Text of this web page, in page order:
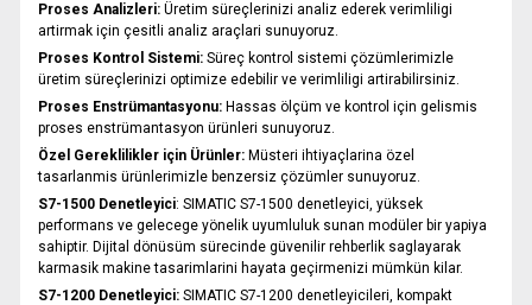
Proses Analizleri: Üretim süreçlerinizi analiz ederek verimliligi
artirmak için çesitli analiz araçlari sunuyoruz.
Proses Kontrol Sistemi:Süreç kontrol sistemi çözümlerimizle
üretim süreçlerinizi optimize edebilir ve verimliligi artirabilirsiniz.
Proses Enstrümantasyonu:Hassas ölçüm ve kontrol için gelismis
proses enstrümantasyon ürünleri sunuyoruz.
Özel Gereklilikler için Ürünler: Müsteri ihtiyaçlarina özel
tasarlanmis ürünlerimizle benzersiz çözümler sunuyoruz.
S7-1500 Denetleyici: SIMATIC S7-1500 denetleyici, yüksek
performans ve gelecege yönelik uyumluluk sunan modüler bir yapiya
sahiptir. Dijital dönüsüm sürecinde güvenilir rehberlik saglayarak
karmasik makine tasarimlarini hayata geçirmenizi mümkün kilar.
S7-1200 Denetleyici:SIMATIC S7-1200 denetleyicileri, kompakt